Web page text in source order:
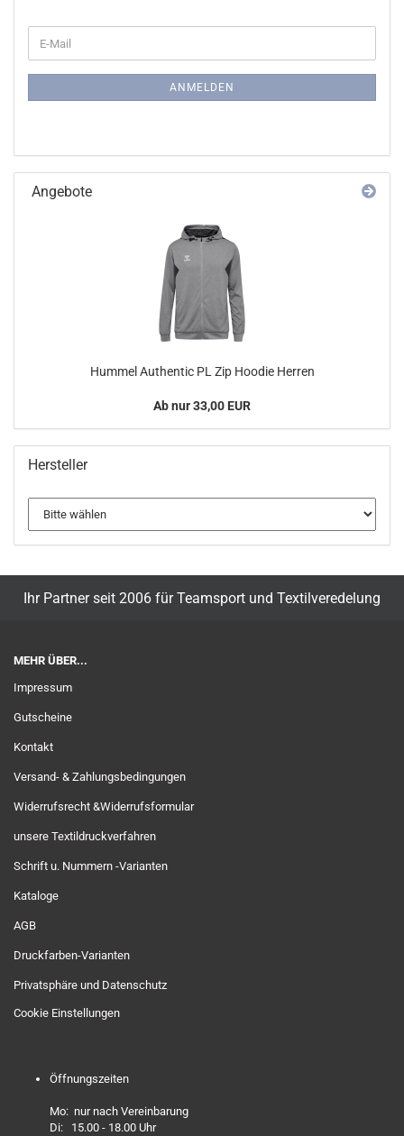
ZUR
E-
Mail
ANMELDEN
Angebote
Hummel Authentic PL Zip Hoodie Herren
Ab nur 33,00 EUR
Hersteller
Ihr Partner seit 2006 für Teamsport und Textilveredelung
MEHR ÜBER...
Impressum
Gutscheine
Kontakt
Versand- & Zahlungsbedingungen
Widerrufsrecht &Widerrufsformular
unsere Textildruckverfahren
Schrift u. Nummern -Varianten
Kataloge
AGB
Druckfarben-Varianten
Privatsphäre und Datenschutz
Cookie Einstellungen
Öffnungszeiten
Mo: nur nach Vereinbarung
Di: 15.00 - 18.00 Uhr